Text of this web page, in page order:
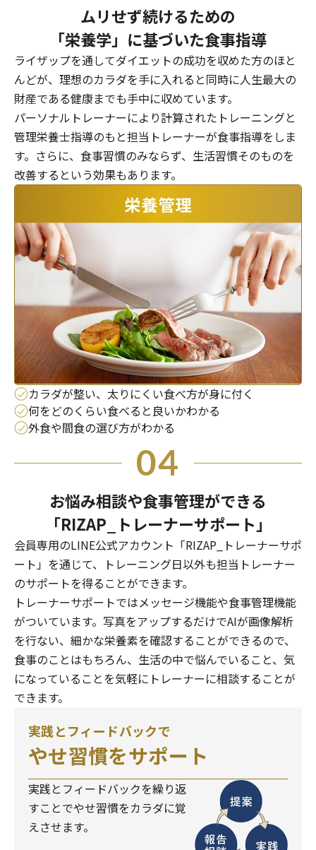
ムリせず続けるための
「栄養学」に基づいた食事指導
ライザップを通してダイエットの成功を収めた方のほと
んどが、理想のカラダを手に入れると同時に人生最大の
財産である健康までも手中に収めています。
パーソナルトレーナーにより計算されたトレーニングと
管理栄養士指導のもと担当トレーナーが食事指導をしま
す。さらに、食事習慣のみならず、生活習慣そのものを
改善するという効果もあります。
カラダが整い、太りにくい食べ方が身に付く
何をどのくらい食べると良いかわかる
外食や間食の選び方がわかる
04
お悩み相談や食事管理ができる
「RIZAP_トレーナーサポート」
会員専用のLINE公式アカウント「RIZAP_トレーナーサポ
ート」を通じて、トレーニング日以外も担当トレーナー
のサポートを得ることができます。
トレーナーサポートではメッセージ機能や食事管理機能
がついています。写真をアップするだけでAIが画像解析
を行ない、細かな栄養素を確認することができるので、
食事のことはもちろん、生活の中で悩んでいること、気
になっていることを気軽にトレーナーに相談することが
できます。
実践とフィードバックで
やせ習慣をサポート
実践とフィードバックを繰り返
すことでやせ習慣をカラダに覚
えさせます。